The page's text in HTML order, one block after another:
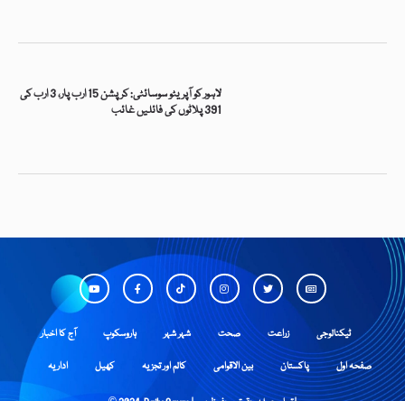
لاہور کو آپریٹو سوسائٹی: کرپشن 15 ارب پار، 3 ارب کی
391 پلاٹوں کی فائلیں غائب
آج کا اخبار ہاروسکوپ شہر شہر صحت زراعت ٹیکنالوجی
اداریہ کھیل کالم اور تجزیہ بین الاقوامی پاکستان صفحہ اول